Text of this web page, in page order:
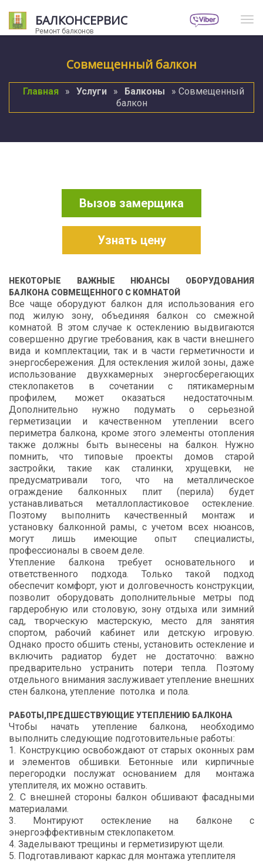
БАЛКОНСЕРВИС
Ремонт балконов
Совмещенный балкон
Главная » Услуги » Балконы
» Совмещенный
балкон
Вызов замерщика
Узнать цену
НЕКОТОРЫЕ ВАЖНЫЕ НЮАНСЫ ОБОРУДОВАНИЯ
БАЛКОНА СОВМЕЩЕННОГО С КОМНАТОЙ
Все чаще оборудуют балкон для использования его
под жилую зону, объединяя балкон со смежной
комнатой. В этом случае к остеклению выдвигаются
совершенно другие требования, как в части внешнего
вида и комплектации, так и в части герметичности и
энергосбережения. Для остекления жилой зоны, даже
использование двухкамерных энергосберегающих
стеклопакетов в сочетании с пятикамерным
профилем, может оказаться недостаточным.
Дополнительно нужно подумать о серьезной
герметизации и качественном утеплении всего
периметра балкона, кроме этого элементы отопления
также должны быть вынесены на балкон. Нужно
помнить, что типовые проекты домов старой
застройки, такие как сталинки, хрущевки, не
предусматривали того, что на металлическое
ограждение балконных плит (перила) будет
устанавливаться металлопластиковое остекление.
Поэтому выполнить качественный монтаж и
установку балконной рамы, с учетом всех нюансов,
могут лишь имеющие опыт специалисты,
профессионалы в своем деле.
Утепление балкона требует основательного и
ответственного подхода. Только такой подход
обеспечит комфорт, уют и долговечность конструкции,
позволит оборудовать дополнительные метры под
гардеробную или столовую, зону отдыха или зимний
сад, творческую мастерскую, место для занятия
спортом, рабочий кабинет или детскую игровую.
Однако просто обшить стены, установить остекление и
включить радиатор будет не достаточно: важно
предварительно устранить потери тепла. Поэтому
отдельного внимания заслуживает утепление внешних
стен балкона, утепление потолка и пола.
РАБОТЫ,ПРЕДШЕСТВУЮЩИЕ УТЕПЛЕНИЮ БАЛКОНА
Чтобы начать утепление балкона, необходимо
выполнить следующие подготовительные работы:
1. Конструкцию освобождают от старых оконных рам
и элементов обшивки. Бетонные или кирпичные
перегородки послужат основанием для монтажа
утеплителя, их можно оставить.
2. С внешней стороны балкон обшивают фасадными
материалами.
3. Монтируют остекление на балконе с
энергоэффективным стеклопакетом.
4. Заделывают трещины и герметизируют щели.
5. Подготавливают каркас для монтажа утеплителя